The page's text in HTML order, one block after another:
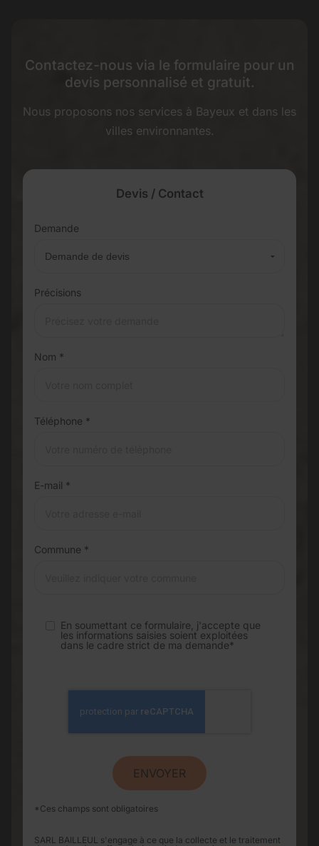
Contactez-nous via le formulaire pour un
devis personnalisé et gratuit.
Nous proposons nos services à Bayeux et dans les
villes environnantes.
Devis / Contact
Demande
Précisions
Nom *
Téléphone *
E-mail *
Commune *
En soumettant ce formulaire, j'accepte que
les informations saisies soient exploitées
dans le cadre strict de ma demande*
*Ces champs sont obligatoires
SARL BAILLEUL s'engage à ce que la collecte et le traitement